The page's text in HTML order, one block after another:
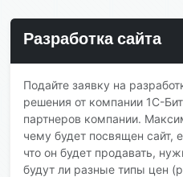
Разработка сайта
Подайте заявку на
решения от компании 1С-
партнеров компании.
чему будет посвящен сайт,
что он будет продавать,
будут ли разные типы цен